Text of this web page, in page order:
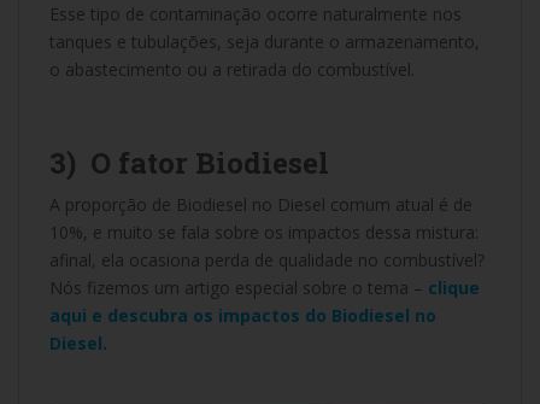
Esse tipo de contaminação ocorre naturalmente nos
tanques e tubulações, seja durante o armazenamento,
o abastecimento ou a retirada do combustível.
3) O fator Biodiesel
A proporção de Biodiesel no Diesel comum atual é de
10%, e muito se fala sobre os impactos dessa mistura:
afinal, ela ocasiona perda de qualidade no combustível?
Nós fizemos um artigo especial sobre o tema – clique
aqui e descubra os impactos do Biodiesel no
Diesel.